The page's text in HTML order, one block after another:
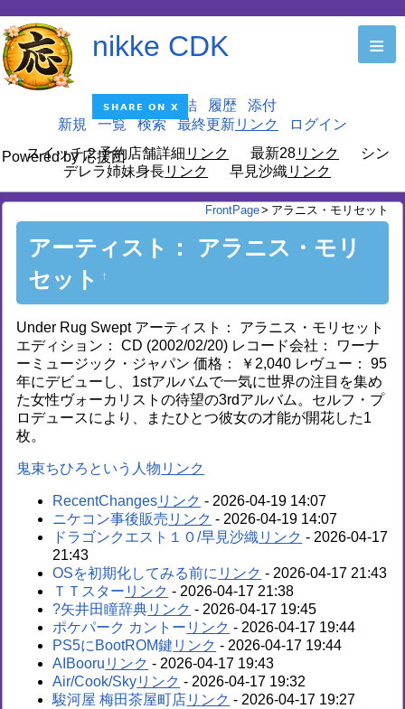
nikke CDK
Powered by 応援団
≡
編集 凍結 履歴
添付
新規
一覧 検索 最終更新
ログイン
スイッチ２予約店舗詳細
最新28
シン
デレラ姉妹身長
早見沙織
FrontPage> アラニス・モリセット
アーティスト： アラニス・モリ
セット
†
Under Rug Swept アーティスト： アラニス・モリセット
エディション： CD (2002/02/20) レコード会社： ワーナ
ーミュージック・ジャパン 価格： ￥2,040 レヴュー： 95
年にデビューし、1stアルバムで一気に世界の注目を集め
た女性ヴォーカリストの待望の3rdアルバム。セルフ・プ
ロデュースにより、またひとつ彼女の才能が開花した1
枚。
鬼束ちひろという人物
RecentChanges
- 2026-04-19 14:07
ニケコン事後販売
- 2026-04-19 14:07
ドラゴンクエスト１０/早見沙織
- 2026-04-17
21:43
OSを初期化してみる前に
- 2026-04-17 21:43
ＴＴスター
- 2026-04-17 21:38
?矢井田瞳辞典
- 2026-04-17 19:45
ポケパーク カントー
- 2026-04-17 19:44
PS5にBootROM鍵
- 2026-04-17 19:44
AIBooru
- 2026-04-17 19:43
Air/Cook/Sky
- 2026-04-17 19:32
駿河屋 梅田茶屋町店
- 2026-04-17 19:27